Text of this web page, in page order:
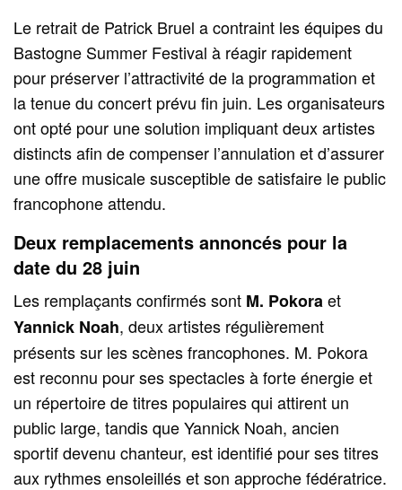
Le retrait de Patrick Bruel a contraint les équipes du
Bastogne Summer Festival à réagir rapidement
pour préserver l’attractivité de la programmation et
la tenue du concert prévu fin juin. Les organisateurs
ont opté pour une solution impliquant deux artistes
distincts afin de compenser l’annulation et d’assurer
une offre musicale susceptible de satisfaire le public
francophone attendu.
Deux remplacements annoncés pour la
date du 28 juin
Les remplaçants confirmés sont M. Pokoraet
Yannick Noah, deux artistes régulièrement
présents sur les scènes francophones. M. Pokora
est reconnu pour ses spectacles à forte énergie et
un répertoire de titres populaires qui attirent un
public large, tandis que Yannick Noah, ancien
sportif devenu chanteur, est identifié pour ses titres
aux rythmes ensoleillés et son approche fédératrice.